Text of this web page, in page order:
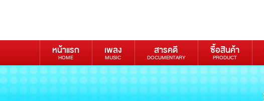
หน้าแรก
HOME
เพลง
MUSIC
สารคดี
DOCUMENTARY
ซื้อสินค้า
PRODUCT